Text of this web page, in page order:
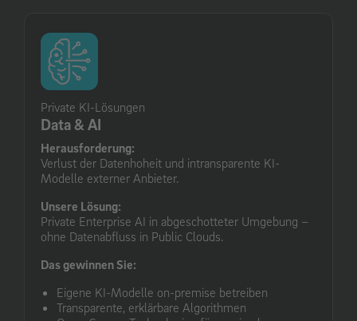
Private KI-Lösungen
Data & AI
Herausforderung:
Verlust der Datenhoheit und intransparente KI-
Modelle externer Anbieter.
Unsere Lösung:
Private Enterprise AI in abgeschotteter Umgebung –
ohne Datenabfluss in Public Clouds.
Das gewinnen Sie:
Eigene KI-Modelle on-premise betreiben
Transparente, erklärbare Algorithmen